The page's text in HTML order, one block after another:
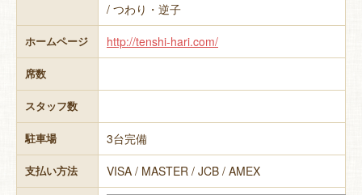
/ つわり・逆子
ホームページ http://tenshi-hari.com/
席数
スタッフ数
駐車場 3台完備
支払い方法 VISA / MASTER / JCB / AMEX